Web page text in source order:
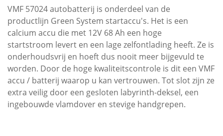
VMF 57024 autobatterij is onderdeel van de
productlijn Green System startaccu's. Het is een
calcium accu die met 12V 68 Ah een hoge
startstroom levert en een lage zelfontlading heeft. Ze is
onderhoudsvrij en hoeft dus nooit meer bijgevuld te
worden. Door de hoge kwaliteitscontrole is dit een VMF
accu / batterij waarop u kan vertrouwen. Tot slot zijn ze
extra veilig door een gesloten labyrinth-deksel, een
ingebouwde vlamdover en stevige handgrepen.